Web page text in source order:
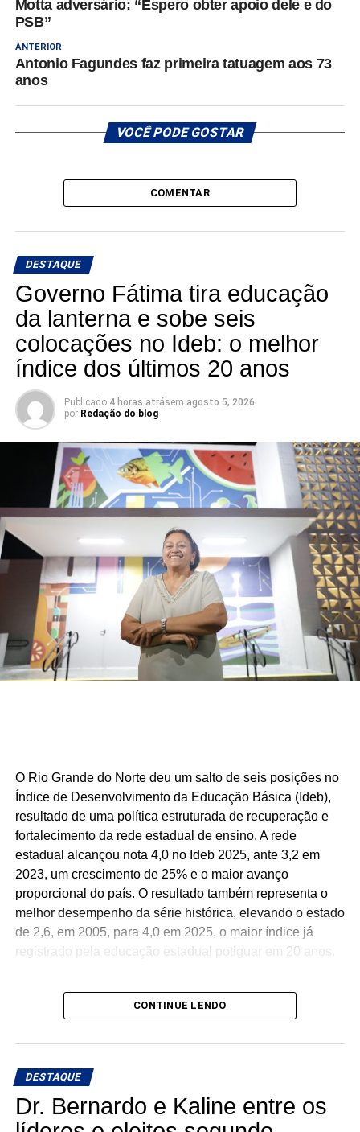
Motta adversário: “Espero obter apoio dele e do
PSB”
ANTERIOR
Antonio Fagundes faz primeira tatuagem aos 73
anos
VOCÊ PODE GOSTAR
COMENTAR
DESTAQUE
Governo Fátima tira educação
da lanterna e sobe seis
colocações no Ideb: o melhor
índice dos últimos 20 anos
Publicado 4 horas atrásem agosto 5, 2026
por Redação do blog
O Rio Grande do Norte deu um salto de seis posições no
Índice de Desenvolvimento da Educação Básica (Ideb),
resultado de uma política estruturada de recuperação e
fortalecimento da rede estadual de ensino. A rede
estadual alcançou nota 4,0 no Ideb 2025, ante 3,2 em
2023, um crescimento de 25% e o maior avanço
proporcional do país. O resultado também representa o
melhor desempenho da série histórica, elevando o estado
de 2,6, em 2005, para 4,0 em 2025, o maior índice já
registrado pela educação estadual potiguar em 20 anos.
Desde 2019, o Governo Fátima Bezerra tem investido na
melhoria da infraestrutura escolar, com cerca de 230
climatização das salas de aula. Também destinou R$ 193
milhões para inovação e tecnologia, universalizando a
internet de alta velocidade nas escolas e ampliando
CONTINUE LENDO
DESTAQUE
Dr. Bernardo e Kaline entre os